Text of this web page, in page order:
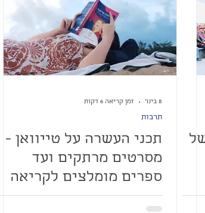
8 בינו׳ זמן קריאה 6 דקות
תרבות
תכני העשרה על טייוואן -
מסרטים מרתקים ועד
ספרים מומלצים לקריאה
לפני חופשה בטייוואן